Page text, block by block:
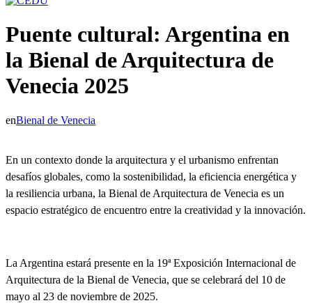
Puente cultural: Argentina en
la Bienal de Arquitectura de
Venecia 2025
enBienal de Venecia
En un contexto donde la arquitectura y el urbanismo enfrentan
desafíos globales, como la sostenibilidad, la eficiencia energética y
la resiliencia urbana, la Bienal de Arquitectura de Venecia es un
espacio estratégico de encuentro entre la creatividad y la innovación.
La Argentina estará presente en la 19ª Exposición Internacional de
Arquitectura de la Bienal de Venecia, que se celebrará del 10 de
mayo al 23 de noviembre de 2025.